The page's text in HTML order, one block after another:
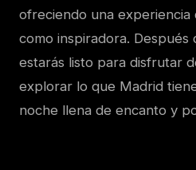
ofreciendo una experiencia
como inspiradora. Después
estarás listo para disfrutar
explorar lo que Madrid
noche llena de encanto y